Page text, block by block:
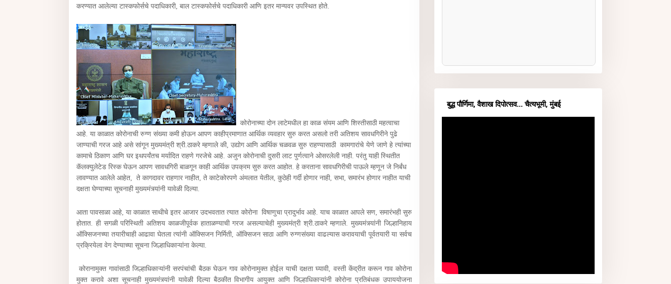
करण्यात आलेल्या टास्कफोर्सचे पदाधिकारी, बाल टास्कफोर्सचे पदाधिकारी आणि इतर मान्यवर उपस्थित होते.
कोरोनाच्या दोन लाटेमधील हा काळ संयम आणि शिस्तीसाठी महत्वाचा
आहे. या काळात कोरोनाची रुग्ण संख्या कमी होऊन आपण काहीप्रमाणात आर्थिक व्यवहार सुरु करत असलो तरी अतिशय सावधगिरीने पुढे
जाण्याची गरज आहे असे सांगून मुख्यमंत्री श्री.ठाकरे म्हणाले की, उद्योग आणि आर्थिक चळवळ सुरु राहण्यासाठी कामगारांचे येणे जाणे हे त्यांच्या
कामाचे ठिकाण आणि घर इथपर्यंतच मर्यादित राहणे गरजेचे आहे. अजुन कोरोनाची दुसरी लाट पुर्णत्वाने ओसरलेली नाही. परंतु याही स्थितीत
कॅलक्युलेटेड रिस्क घेऊन आपण सावधगिरी बाळगून काही आर्थिक उपक्रम सुरु करत आहोत. हे करताना सावधगिरीची पाऊले म्हणून जे निर्बंध
लावण्यात आलेले आहेत, ते कागदावर राहणार नाहीत, ते काटेकोरपणे अंमलात येतील, कुठेही गर्दी होणार नाही, सभा, समारंभ होणार नाहीत याची
दक्षता घेण्याच्या सूचनाही मुख्यमंत्र्यांनी यावेळी दिल्या.
आता पावसाळा आहे, या काळात साथीचे इतर आजार उदभवतात त्यात कोरोना विषाणुचा प्रादुर्भाव आहे. याच काळात आपले सण, समारंभही सुरु
होतात. ही सगळी परिस्थिती अतिशय काळजीपूर्वक हाताळण्याची गरज असल्याचेही मुख्यमंत्री श्री.ठाकरे म्हणाले. मुख्यमंत्र्यांनी जिल्हानिहाय
ऑक्स‍िजनच्या तयारीचाही आढावा घेतला त्यांनी ऑक्स‍िजन निर्मिती, ऑक्स‍िजन साठा आणि रुग्णसंख्या वाढल्यास करावयाची पूर्वतयारी या सर्वच
प्रक्रियेला वेग देण्याच्या सूचना जिल्हाधिकाऱ्यांना केल्या.
कोरानामुक्त गावांसाठी जिल्हाधिकाऱ्यांनी सरपंचांची बैठक घेऊन गाव कोरोनामुक्त होईल याची दक्षता घ्यावी, वस्ती केंद्रीत करून गाव कोरोना
मुक्त करावे अशा सूचनाही मुख्यमंत्र्यांनी यावेळी दिल्या बैठकीत विभागीय आयुक्त आणि जिल्हाधिकाऱ्यांनी कोरोना प्रतिबंधक उपाययोजना
बुद्ध पौर्णिमा, वैशाख दिपोत्सव... चैत्यभूमी, मुंबई